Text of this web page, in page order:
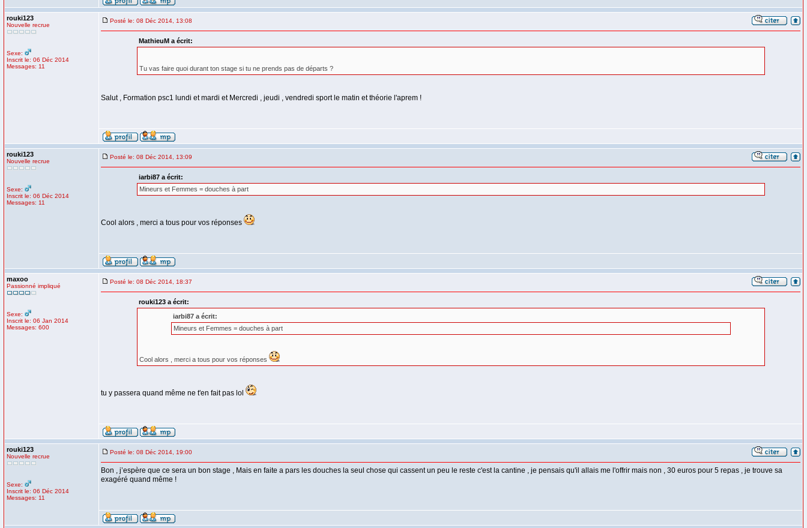
rouki123
Nouvelle recrue
Sexe:
Inscrit le: 06 Déc 2014
Messages: 11
Posté le: 08 Déc 2014, 13:08
MathieuM a écrit:
Tu vas faire quoi durant ton stage si tu ne prends pas de départs ?
Salut , Formation psc1 lundi et mardi et Mercredi , jeudi , vendredi sport le matin et théorie l'aprem !
rouki123
Nouvelle recrue
Sexe:
Inscrit le: 06 Déc 2014
Messages: 11
Posté le: 08 Déc 2014, 13:09
iarbi87 a écrit:
Mineurs et Femmes = douches à part
Cool alors , merci a tous pour vos réponses
maxoo
Passionné impliqué
Sexe:
Inscrit le: 06 Jan 2014
Messages: 600
Posté le: 08 Déc 2014, 18:37
rouki123 a écrit:
iarbi87 a écrit:
Mineurs et Femmes = douches à part
Cool alors , merci a tous pour vos réponses
tu y passera quand même ne t'en fait pas lol
rouki123
Nouvelle recrue
Sexe:
Inscrit le: 06 Déc 2014
Messages: 11
Posté le: 08 Déc 2014, 19:00
Bon , j’espère que ce sera un bon stage , Mais en faite a pars les douches la seul chose qui cassent un peu le reste c'est la cantine , je pensais qu'il allais me l'offrir mais non , 30 euros pour 5 repas , je trouve sa
exagéré quand même !